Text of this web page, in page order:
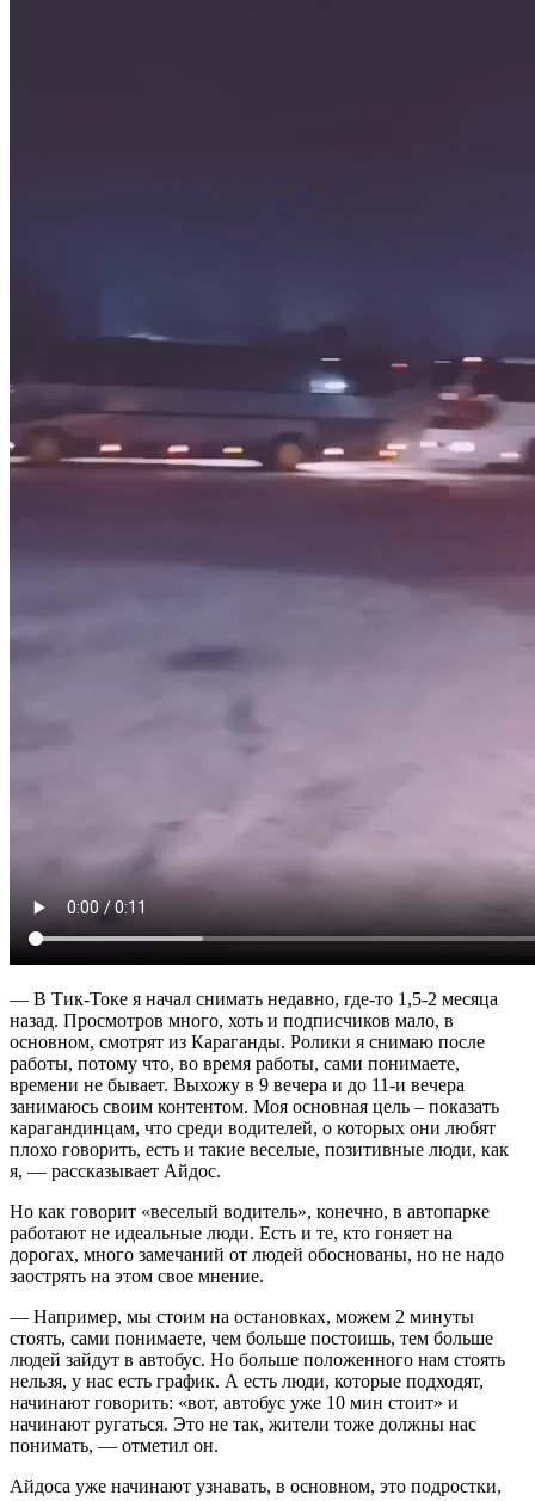
— В Тик-Токе я начал снимать недавно, где-то 1,5-2 месяца
назад. Просмотров много, хоть и подписчиков мало, в
основном, смотрят из Караганды. Ролики я снимаю после
работы, потому что, во время работы, сами понимаете,
времени не бывает. Выхожу в 9 вечера и до 11-и вечера
занимаюсь своим контентом. Моя основная цель – показать
карагандинцам, что среди водителей, о которых они любят
плохо говорить, есть и такие веселые, позитивные люди, как
я, — рассказывает Айдос.
Но как говорит «веселый водитель», конечно, в автопарке
работают не идеальные люди. Есть и те, кто гоняет на
дорогах, много замечаний от людей обоснованы, но не надо
заострять на этом свое мнение.
— Например, мы стоим на остановках, можем 2 минуты
стоять, сами понимаете, чем больше постоишь, тем больше
людей зайдут в автобус. Но больше положенного нам стоять
нельзя, у нас есть график. А есть люди, которые подходят,
начинают говорить: «вот, автобус уже 10 мин стоит» и
начинают ругаться. Это не так, жители тоже должны нас
понимать, — отметил он.
Айдоса уже начинают узнавать, в основном, это подростки,